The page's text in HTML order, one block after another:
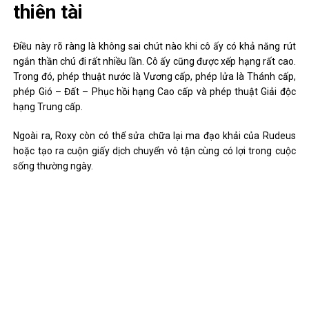
thiên tài
Điều này rõ ràng là không sai chút nào khi cô ấy có khả năng rút
ngắn thần chú đi rất nhiều lần. Cô ấy cũng được xếp hạng rất cao.
Trong đó, phép thuật nước là Vương cấp, phép lửa là Thánh cấp,
phép Gió – Đất – Phục hồi hạng Cao cấp và phép thuật Giải độc
hạng Trung cấp.
Ngoài ra, Roxy còn có thể sửa chữa lại ma đạo khải của Rudeus
hoặc tạo ra cuộn giấy dịch chuyển vô tận cùng có lợi trong cuộc
sống thường ngày.